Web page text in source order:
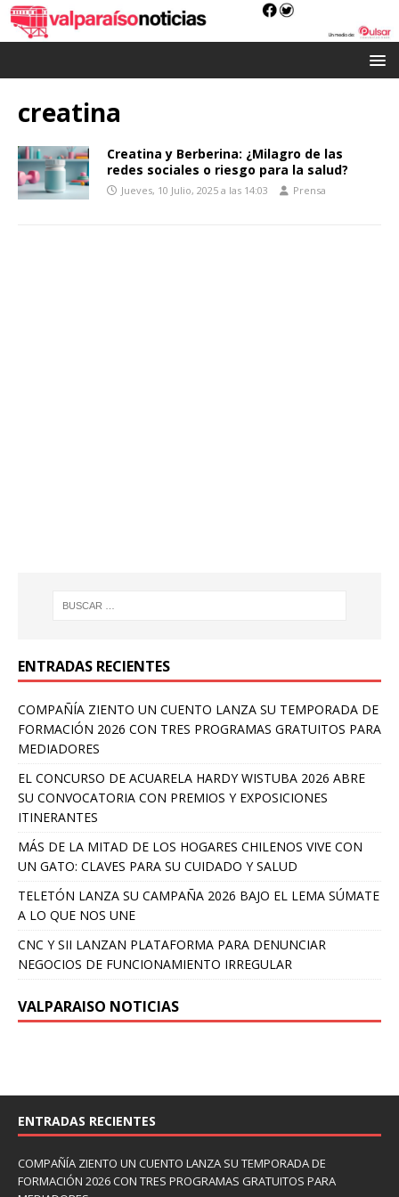
creatina
Creatina y Berberina: ¿Milagro de las
redes sociales o riesgo para la salud?
Jueves, 10 Julio, 2025 a las 14:03 Prensa
ENTRADAS RECIENTES
COMPAÑÍA ZIENTO UN CUENTO LANZA SU TEMPORADA DE
FORMACIÓN 2026 CON TRES PROGRAMAS GRATUITOS PARA
MEDIADORES
EL CONCURSO DE ACUARELA HARDY WISTUBA 2026 ABRE
SU CONVOCATORIA CON PREMIOS Y EXPOSICIONES
ITINERANTES
MÁS DE LA MITAD DE LOS HOGARES CHILENOS VIVE CON
UN GATO: CLAVES PARA SU CUIDADO Y SALUD
TELETÓN LANZA SU CAMPAÑA 2026 BAJO EL LEMA SÚMATE
A LO QUE NOS UNE
CNC Y SII LANZAN PLATAFORMA PARA DENUNCIAR
NEGOCIOS DE FUNCIONAMIENTO IRREGULAR
VALPARAISO NOTICIAS
ENTRADAS RECIENTES
COMPAÑÍA ZIENTO UN CUENTO LANZA SU TEMPORADA DE
FORMACIÓN 2026 CON TRES PROGRAMAS GRATUITOS PARA